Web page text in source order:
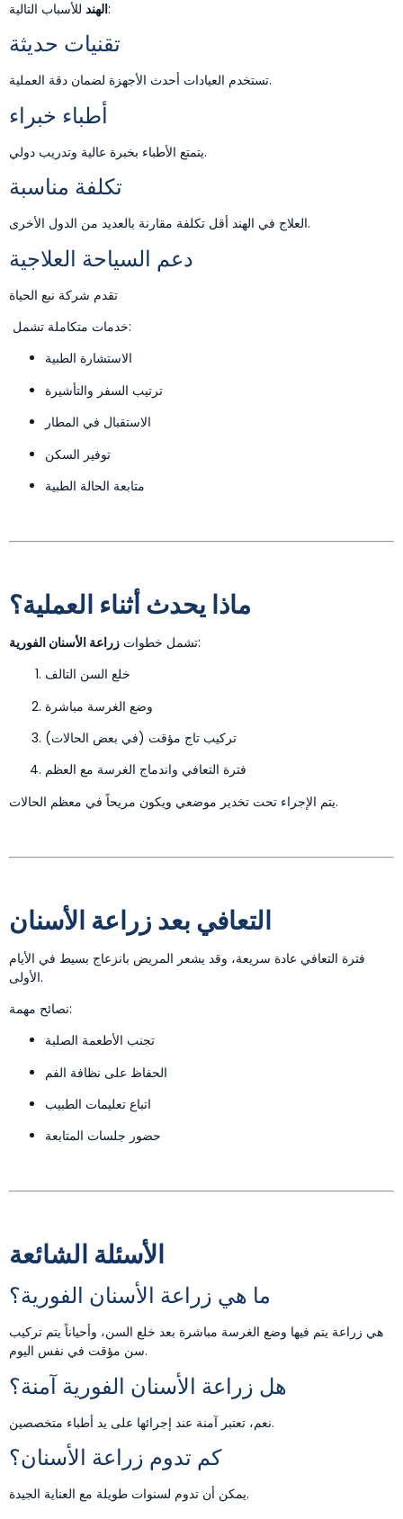
الهندللأسباب التالية:
تقنيات حديثة
تستخدم العيادات أحدث الأجهزة لضمان دقة العملية.
أطباء خبراء
يتمتع الأطباء بخبرة عالية وتدريب دولي.
تكلفة مناسبة
العلاج في الهند أقل تكلفة مقارنة بالعديد من الدول الأخرى.
دعم السياحة العلاجية
تقدم شركة نبع الحياة
خدمات متكاملة تشمل:
الاستشارة الطبية
ترتيب السفر والتأشيرة
الاستقبال في المطار
توفير السكن
متابعة الحالة الطبية
ماذا يحدث أثناء العملية؟
تشمل خطوات زراعة الأسنان الفورية
:
خلع السن التالف
وضع الغرسة مباشرة
تركيب تاج مؤقت (في بعض الحالات)
فترة التعافي واندماج الغرسة مع العظم
يتم الإجراء تحت تخدير موضعي ويكون مريحاً في معظم الحالات.
التعافي بعد زراعة الأسنان
فترة التعافي عادة سريعة، وقد يشعر المريض بانزعاج بسيط في الأيام
الأولى.
نصائح مهمة:
تجنب الأطعمة الصلبة
الحفاظ على نظافة الفم
اتباع تعليمات الطبيب
حضور جلسات المتابعة
الأسئلة الشائعة
ما هي زراعة الأسنان الفورية؟
هي زراعة يتم فيها وضع الغرسة مباشرة بعد خلع السن، وأحياناً يتم تركيب
سن مؤقت في نفس اليوم.
هل زراعة الأسنان الفورية آمنة؟
نعم، تعتبر آمنة عند إجرائها على يد أطباء متخصصين.
كم تدوم زراعة الأسنان؟
يمكن أن تدوم لسنوات طويلة مع العناية الجيدة.